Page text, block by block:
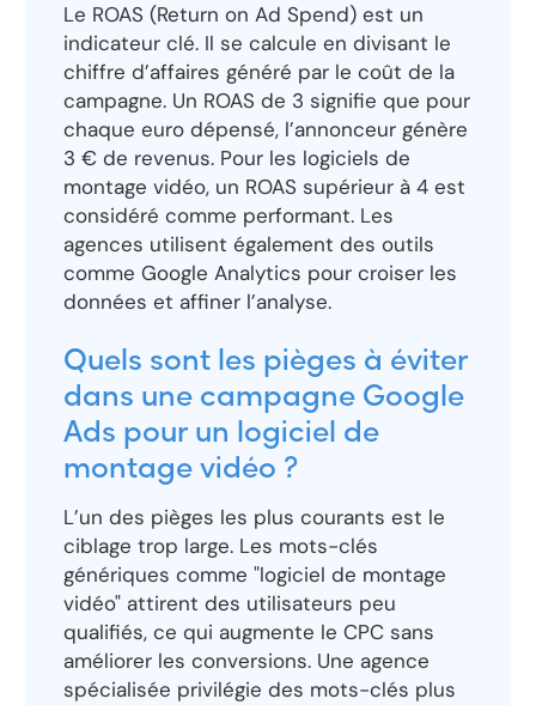
Le ROAS (Return on Ad Spend) est un
indicateur clé. Il se calcule en divisant le
chiffre d’affaires généré par le coût de la
campagne. Un ROAS de 3 signifie que pour
chaque euro dépensé, l’annonceur génère
3 € de revenus. Pour les logiciels de
montage vidéo, un ROAS supérieur à 4 est
considéré comme performant. Les
agences utilisent également des outils
comme Google Analytics pour croiser les
données et affiner l’analyse.
Quels sont les pièges à éviter
dans une campagne Google
Ads pour un logiciel de
montage vidéo ?
L’un des pièges les plus courants est le
ciblage trop large. Les mots-clés
génériques comme "logiciel de montage
vidéo" attirent des utilisateurs peu
qualifiés, ce qui augmente le CPC sans
améliorer les conversions. Une agence
spécialisée privilégie des mots-clés plus